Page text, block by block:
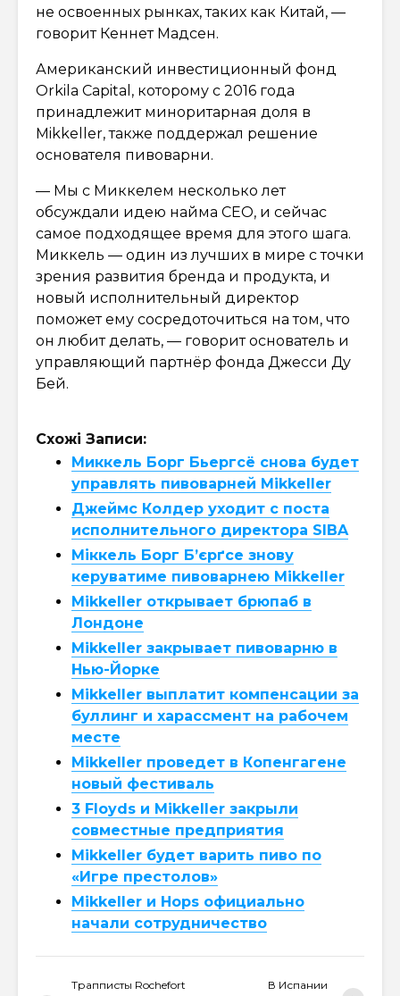
не освоенных рынках, таких как Китай, —
говорит Кеннет Мадсен.
Американский инвестиционный фонд
Orkila Capital, которому с 2016 года
принадлежит миноритарная доля в
Mikkeller, также поддержал решение
основателя пивоварни.
— Мы с Миккелем несколько лет
обсуждали идею найма CEO, и сейчас
самое подходящее время для этого шага.
Миккель — один из лучших в мире с точки
зрения развития бренда и продукта, и
новый исполнительный директор
поможет ему сосредоточиться на том, что
он любит делать, — говорит основатель и
управляющий партнёр фонда Джесси Ду
Бей.
Схожі Записи:
Миккель Борг Бьергсё снова будет
управлять пивоварней Mikkeller
Джеймс Колдер уходит с поста
исполнительного директора SIBA
Міккель Борг Б’єрґсе знову
керуватиме пивоварнею Mikkeller
Mikkeller открывает брюпаб в
Лондоне
Mikkeller закрывает пивоварню в
Нью-Йорке
Mikkeller выплатит компенсации за
буллинг и харассмент на рабочем
месте
Mikkeller проведет в Копенгагене
новый фестиваль
3 Floyds и Mikkeller закрыли
совместные предприятия
Mikkeller будет варить пиво по
«Игре престолов»
Mikkeller и Hops официально
начали сотрудничество
Трапписты Rochefort
В Испании